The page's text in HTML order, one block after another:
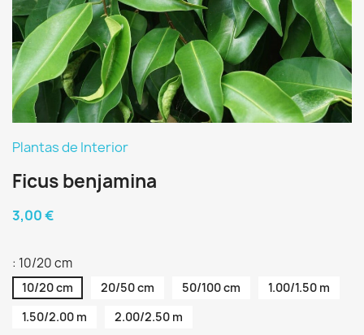
Plantas de Interior
Ficus benjamina
3,00 €
: 10/20 cm
10/20 cm 20/50 cm 50/100 cm
1.00/1.50 m
1.50/2.00 m
2.00/2.50 m